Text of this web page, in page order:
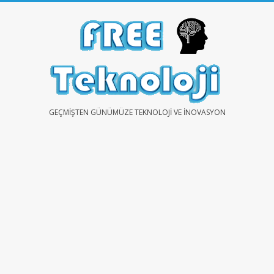
FREEGEÇMIŞTEN GÜNÜMÜZE TEKNOLOJI VE İNOVASYON